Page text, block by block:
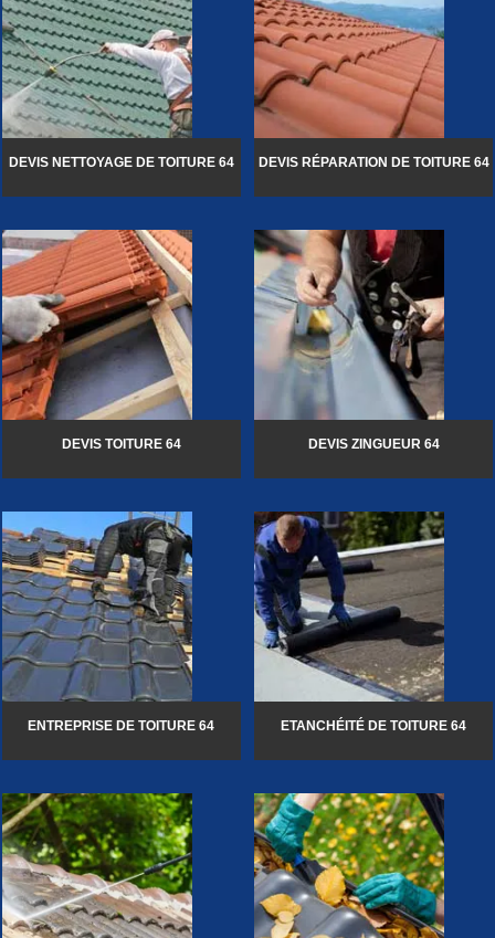
DEVIS NETTOYAGE DE TOITURE 64 DEVIS RÉPARATION DE TOITURE 64
DEVIS TOITURE 64 DEVIS ZINGUEUR 64
ENTREPRISE DE TOITURE 64 ETANCHÉITÉ DE TOITURE 64